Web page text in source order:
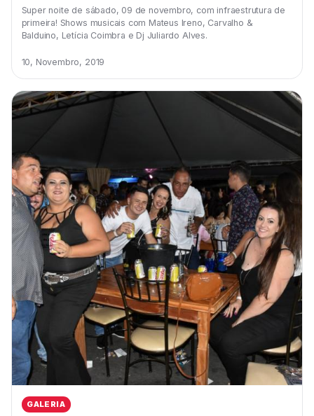
Super noite de sábado, 09 de novembro, com infraestrutura de
primeira! Shows musicais com Mateus Ireno, Carvalho &
Balduino, Letícia Coimbra e Dj Juliardo Alves.
10, Novembro, 2019
GALERIA